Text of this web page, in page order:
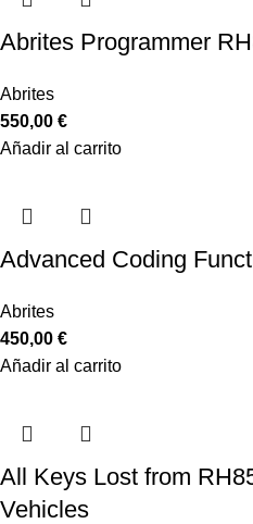
Abrites Programmer
Abrites
550,00 €
Añadir al carrito
Advanced Coding
Abrites
450,00 €
Añadir al carrito
All Keys Lost from
Vehicles